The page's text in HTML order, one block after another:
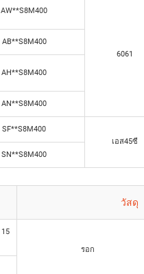
AW**S8M400
6061
AB**S8M400
AH**S8M400
AN**S8M400
SF**S8M400
เอส45ซี
SN**S8M400
วัสดุ
รอก